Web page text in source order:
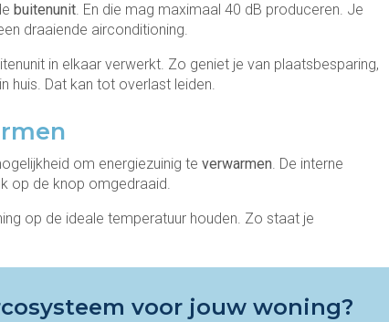
buitenunit. En die mag maximaal 40 dB produceren. Je
draaiende airconditioning.
in elkaar verwerkt. Zo geniet je van plaatsbesparing,
huis. Dat kan tot overlast leiden.
om energiezuinig te verwarmen. De interne
op de knop omgedraaid.
op de ideale temperatuur houden. Zo staat je
voor jouw woning?